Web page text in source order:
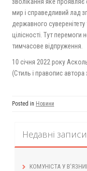
мир і справедливий лад
державного
цілісності. Тут
тимчасове відпруження.
10 січня 2022 року
(Стиль і правопис
Posted in Новини
Недавні записи
КОМУНІСТА У